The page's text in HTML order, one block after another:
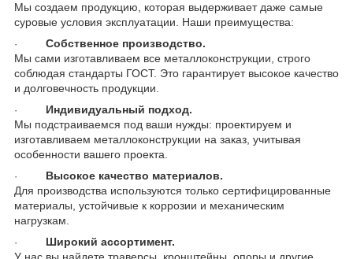
Мы создаем продукцию, которая выдерживает даже самые
суровые условия эксплуатации. Наши преимущества:
·
Собственное производство.
Мы сами изготавливаем все металлоконструкции, строго
соблюдая стандарты ГОСТ. Это гарантирует высокое качество
и долговечность продукции.
·
Индивидуальный подход.
Мы подстраиваемся под ваши нужды: проектируем и
изготавливаем металлоконструкции на заказ, учитывая
особенности вашего проекта.
·
Высокое качество материалов.
Для производства используются только сертифицированные
материалы, устойчивые к коррозии и механическим
нагрузкам.
·
Широкий ассортимент.